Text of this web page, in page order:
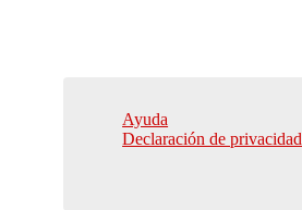
Ayuda
Declaración de privacidad